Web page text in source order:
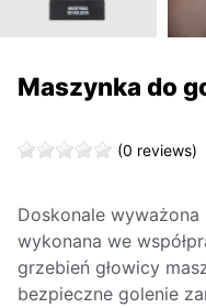
Maszynka do
(0 reviews)
Doskonale
wykonana we
grzebień głowicy
bezpieczne golenie